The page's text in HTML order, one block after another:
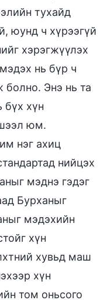
тухайд
юунд ч хүрээгүй
хэрэгжүүлэх
нь бүр ч
болно. Энэ нь та
бүх хүн
юм.
нэг ахиц
нийцэх
мэднэ гэдэг
Бурханыг
мэдэхийн
хүн
хувьд маш
хүн
том оньсого